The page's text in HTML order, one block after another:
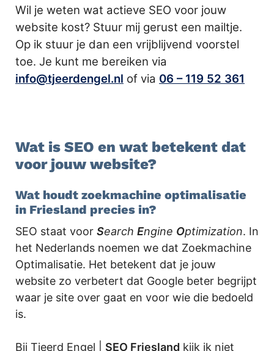
Wil je weten wat actieve SEO voor jouw
website kost? Stuur mij gerust een mailtje.
Op ik stuur je dan een vrijblijvend voorstel
toe. Je kunt me bereiken via
info@tjeerdengel.nl of via 06 – 119 52 361
Wat is SEO en wat betekent dat
voor jouw website?
Wat houdt zoekmachine optimalisatie
in Friesland precies in?
SEO staat voor Search Engine Optimization. In
het Nederlands noemen we dat Zoekmachine
Optimalisatie. Het betekent dat je jouw
website zo verbetert dat Google beter begrijpt
waar je site over gaat en voor wie die bedoeld
is.
Bij Tjeerd Engel | SEO Friesland kijk ik niet